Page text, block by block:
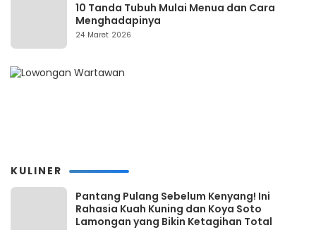
10 Tanda Tubuh Mulai Menua dan Cara
Menghadapinya
24 Maret 2026
KULINER
Pantang Pulang Sebelum Kenyang! Ini
Rahasia Kuah Kuning dan Koya Soto
Lamongan yang Bikin Ketagihan Total